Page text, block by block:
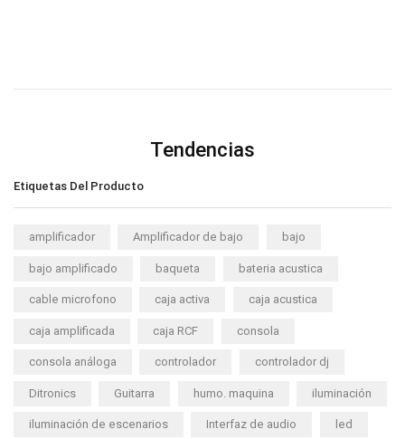
Tendencias
Etiquetas Del Producto
amplificador Amplificador de bajo bajo
bajo amplificado baqueta bateria acustica
cable microfono caja activa caja acustica
caja amplificada caja RCF consola
consola análoga controlador controlador dj
Ditronics Guitarra humo. maquina iluminación
iluminación de escenarios Interfaz de audio led